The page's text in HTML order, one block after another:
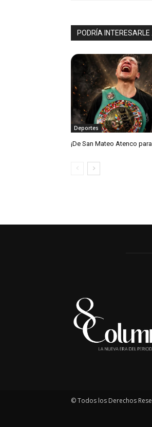
PODRÍA INTERESARLE
Deportes
¡De San Mateo Atenco
© Todos los Derechos